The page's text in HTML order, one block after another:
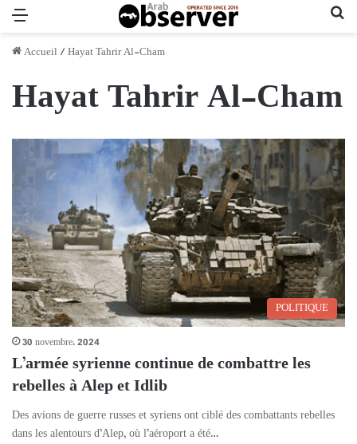
Accueil /Hayat Tahrir Al-Cham
Hayat Tahrir Al-Cham
POLITIQUE
30 novembre، 2024
L’armée syrienne continue de combattre les
rebelles à Alep et Idlib
Des avions de guerre russes et syriens ont ciblé des combattants rebelles
dans les alentours d’Alep, où l’aéroport a été…